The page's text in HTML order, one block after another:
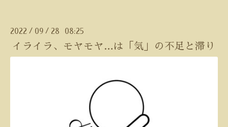
2022 / 09 / 28 08:25
イライラ、モヤモヤ…は「気」の不足と滞り